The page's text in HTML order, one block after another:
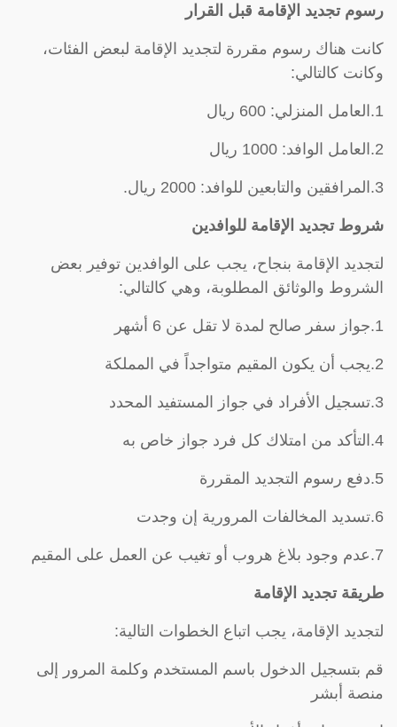
رسوم تجديد الإقامة قبل القرار
كانت هناك رسوم مقررة لتجديد الإقامة لبعض الفئات،
وكانت كالتالي:
1.العامل المنزلي: 600 ريال
2.العامل الوافد: 1000 ريال
3.المرافقين والتابعين للوافد: 2000 ريال.
شروط تجديد الإقامة للوافدين
لتجديد الإقامة بنجاح، يجب على الوافدين توفير بعض
الشروط والوثائق المطلوبة، وهي كالتالي:
1.جواز سفر صالح لمدة لا تقل عن 6 أشهر
2.يجب أن يكون المقيم متواجداً في المملكة
3.تسجيل الأفراد في جواز المستفيد المحدد
4.التأكد من امتلاك كل فرد جواز خاص به
5.دفع رسوم التجديد المقررة
6.تسديد المخالفات المرورية إن وجدت
7.عدم وجود بلاغ هروب أو تغيب عن العمل على المقيم
طريقة تجديد الإقامة
لتجديد الإقامة، يجب اتباع الخطوات التالية:
قم بتسجيل الدخول باسم المستخدم وكلمة المرور إلى
منصة أبشر